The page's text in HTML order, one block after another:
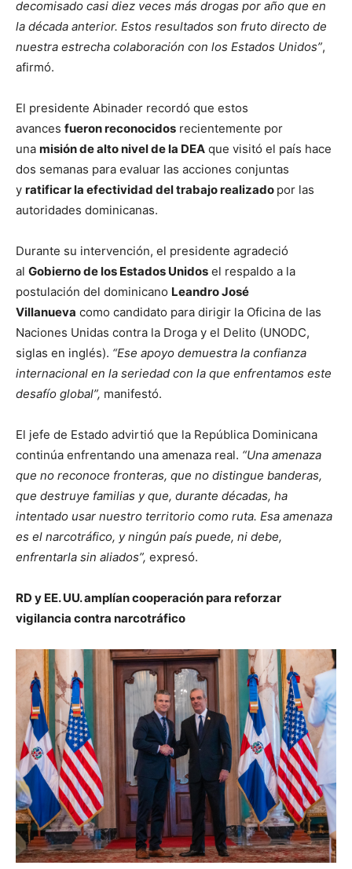
decomisado casi diez veces más drogas por año que en
la década anterior. Estos resultados son fruto directo de
nuestra estrecha colaboración con los Estados Unidos”,
afirmó.
El presidente Abinader recordó que estos
avances fueron reconocidos recientemente por
una misión de alto nivel de la DEA que visitó el país hace
dos semanas para evaluar las acciones conjuntas
y ratificar la efectividad del trabajo realizado por las
autoridades dominicanas.
Durante su intervención, el presidente agradeció
al Gobierno de los Estados Unidos el respaldo a la
postulación del dominicano Leandro José
Villanueva como candidato para dirigir la Oficina de las
Naciones Unidas contra la Droga y el Delito (UNODC,
siglas en inglés). “Ese apoyo demuestra la confianza
internacional en la seriedad con la que enfrentamos este
desafío global”, manifestó.
El jefe de Estado advirtió que la República Dominicana
continúa enfrentando una amenaza real. “Una amenaza
que no reconoce fronteras, que no distingue banderas,
que destruye familias y que, durante décadas, ha
intentado usar nuestro territorio como ruta. Esa amenaza
es el narcotráfico, y ningún país puede, ni debe,
enfrentarla sin aliados”, expresó.
RD y EE. UU. amplían cooperación para reforzar
vigilancia contra narcotráfico